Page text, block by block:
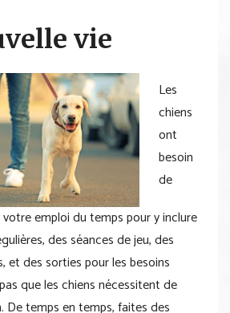
vie
Les
chiens
ont
besoin
de
emploi du temps pour y inclure
des séances de jeu, des
et des sorties pour les besoins
que les chiens nécessitent de
De temps en temps, faites des